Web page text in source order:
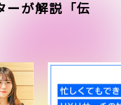
ーが解説「伝